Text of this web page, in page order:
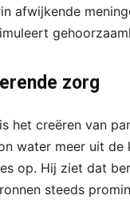
afwijkende
zorg
het creëren van
water meer uit de
op. Hij ziet dat
steeds